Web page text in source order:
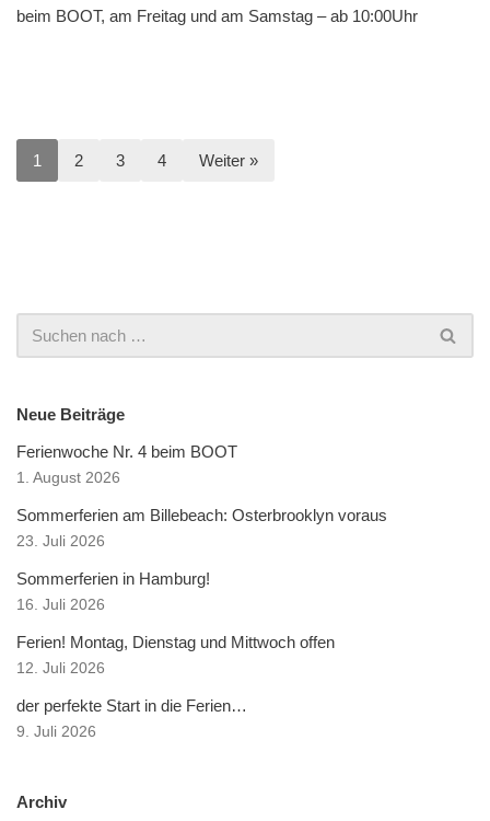
beim BOOT, am Freitag und am Samstag – ab 10:00Uhr
1 2 3 4 Weiter »
Neue Beiträge
Ferienwoche Nr. 4 beim BOOT
1. August 2026
Sommerferien am Billebeach: Osterbrooklyn voraus
23. Juli 2026
Sommerferien in Hamburg!
16. Juli 2026
Ferien! Montag, Dienstag und Mittwoch offen
12. Juli 2026
der perfekte Start in die Ferien…
9. Juli 2026
Archiv